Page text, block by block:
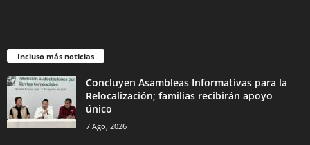
Incluso más noticias
Concluyen Asambleas Informativas para la
Relocalización; familias recibirán apoyo
único
7 Ago, 2026